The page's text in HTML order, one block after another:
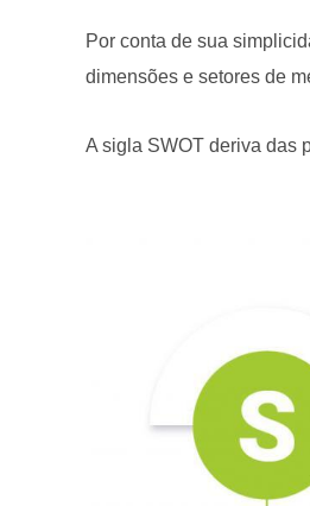
Por conta de sua
dimensões e setores de
A sigla SWOT deriva das